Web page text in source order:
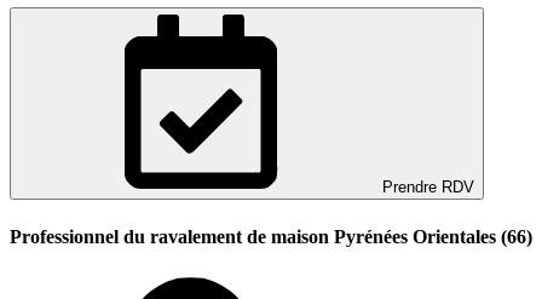
Prendre RDV
Professionnel du ravalement de maison Pyrénées Orientales (66)